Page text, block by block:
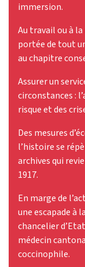
immersion.
Au travail ou à
portée de tout
au chapitre
Assurer un
circonstances :
risque et des
Des mesures
l’histoire se
archives qui
1917.
En marge de
une escapade à
chancelier
médecin
coccinophile.